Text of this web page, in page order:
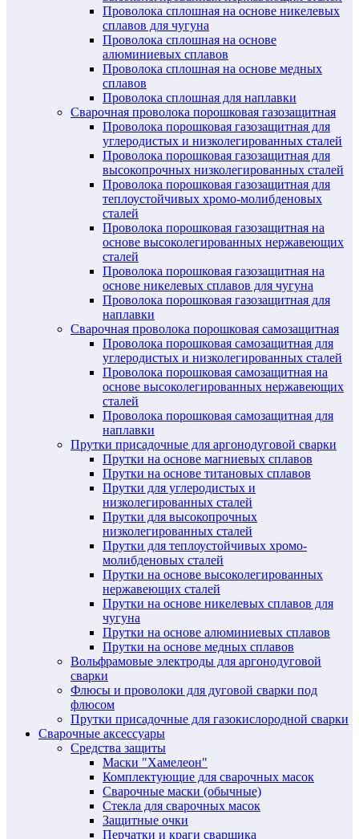
Проволока сплошная на основе никелевых
сплавов для чугуна
Проволока сплошная на основе
алюминиевых сплавов
Проволока сплошная на основе медных
сплавов
Проволока сплошная для наплавки
Сварочная проволока порошковая газозащитная
Проволока порошковая газозащитная для
углеродистых и низколегированных сталей
Проволока порошковая газозащитная для
высокопрочных низколегированных сталей
Проволока порошковая газозащитная для
теплоустойчивых хромо-молибденовых
сталей
Проволока порошковая газозащитная на
основе высоколегированных нержавеющих
сталей
Проволока порошковая газозащитная на
основе никелевых сплавов для чугуна
Проволока порошковая газозащитная для
наплавки
Сварочная проволока порошковая самозащитная
Проволока порошковая самозащитная для
углеродистых и низколегированных сталей
Проволока порошковая самозащитная на
основе высоколегированных нержавеющих
сталей
Проволока порошковая самозащитная для
наплавки
Прутки присадочные для аргонодуговой сварки
Прутки на основе магниевых сплавов
Прутки на основе титановых сплавов
Прутки для углеродистых и
низколегированных сталей
Прутки для высокопрочных
низколегированных сталей
Прутки для теплоустойчивых хромо-
молибденовых сталей
Прутки на основе высоколегированных
нержавеющих сталей
Прутки на основе никелевых сплавов для
чугуна
Прутки на основе алюминиевых сплавов
Прутки на основе медных сплавов
Вольфрамовые электроды для аргонодуговой
сварки
Флюсы и проволоки для дуговой сварки под
флюсом
Прутки присадочные для газокислородной сварки
Сварочные аксессуары
Средства защиты
Маски "Хамелеон"
Комплектующие для сварочных масок
Сварочные маски (обычные)
Стекла для сварочных масок
Защитные очки
Перчатки и краги сварщика